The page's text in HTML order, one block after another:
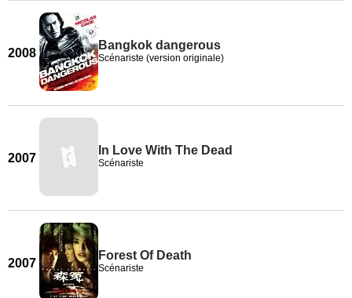
2008
Bangkok dangerous
Scénariste (version originale)
2007
In Love With The Dead
Scénariste
2007
Forest Of Death
Scénariste